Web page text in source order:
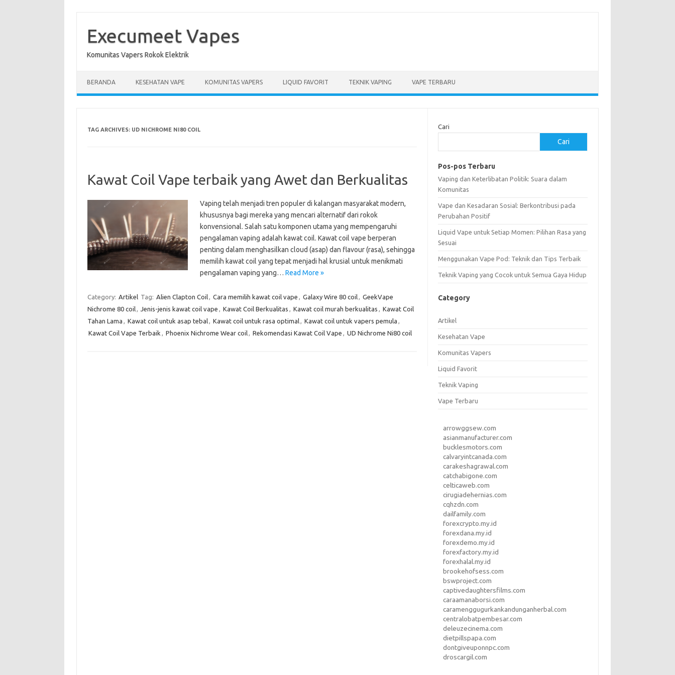
contentExecumeet Vapes
Komunitas Vapers Rokok Elektrik
BERANDA KESEHATAN VAPE KOMUNITAS VAPERS LIQUID FAVORIT TEKNIK VAPING VAPE TERBARU
TAG ARCHIVES: UD NICHROME NI80 COIL
Kawat Coil Vape terbaik yang Awet dan Berkualitas
Vaping telah menjadi tren populer di kalangan masyarakat modern,
khususnya bagi mereka yang mencari alternatif dari rokok
konvensional. Salah satu komponen utama yang mempengaruhi
pengalaman vaping adalah kawat coil. Kawat coil vape berperan
penting dalam menghasilkan cloud (asap) dan flavour (rasa), sehingga
memilih kawat coil yang tepat menjadi hal krusial untuk menikmati
pengalaman vaping yang… Read More »
Category: Artikel Tag: Alien Clapton Coil, Cara memilih kawat coil vape , Galaxy Wire 80 coil, GeekVape
Nichrome 80 coil, Jenis-jenis kawat coil vape , Kawat Coil Berkualitas , Kawat coil murah berkualitas , Kawat Coil
Tahan Lama , Kawat coil untuk asap tebal, Kawat coil untuk rasa optimal, Kawat coil untuk vapers pemula ,
Kawat Coil Vape Terbaik , Phoenix Nichrome Wear coil, Rekomendasi Kawat Coil Vape , UD Nichrome Ni80 coil
Cari
Cari
Pos-pos Terbaru
Vaping dan Keterlibatan Politik: Suara dalam
Komunitas
Vape dan Kesadaran Sosial: Berkontribusi pada
Perubahan Positif
Liquid Vape untuk Setiap Momen: Pilihan Rasa yang
Sesuai
Menggunakan Vape Pod: Teknik dan Tips Terbaik
Teknik Vaping yang Cocok untuk Semua Gaya Hidup
Category
Artikel
Kesehatan Vape
Komunitas Vapers
Liquid Favorit
Teknik Vaping
Vape Terbaru
arrowggsew.com
asianmanufacturer.com
bucklesmotors.com
calvaryintcanada.com
carakeshagrawal.com
catchabigone.com
celticaweb.com
cirugiadehernias.com
cqhzdn.com
dailfamily.com
forexcrypto.my.id
forexdana.my.id
forexdemo.my.id
forexfactory.my.id
forexhalal.my.id
brookehofsess.com
bswproject.com
captivedaughtersfilms.com
caraamanaborsi.com
caramenggugurkankandunganherbal.com
centralobatpembesar.com
deleuzecinema.com
dietpillspapa.com
dontgiveuponnpc.com
droscargil.com